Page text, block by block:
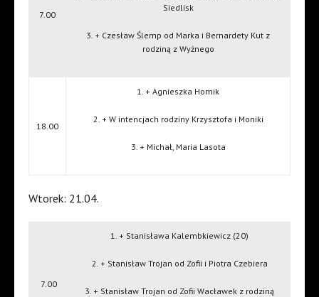
7.00
Siedlisk
3. + Czesław Ślemp od Marka i Bernardety Kut z
rodziną z Wyżnego
18.00
1. + Agnieszka Homik
2. + W intencjach rodziny Krzysztofa i Moniki
3. + Michał, Maria Lasota
Wtorek: 21.04.
7.00
1. + Stanisława Kalembkiewicz (20)
2. + Stanisław Trojan od Zofii i Piotra Czebiera
3. + Stanisław Trojan od Zofii Wacławek z rodziną